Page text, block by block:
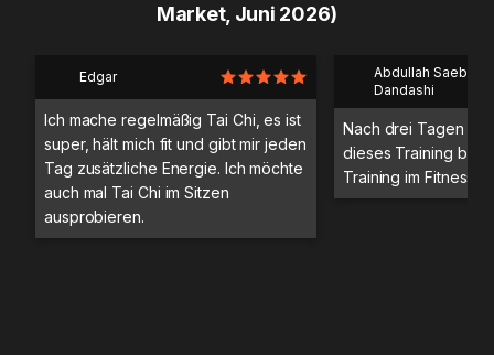
Market, Juni 2026)
Edgar
Ich mache regelmäßig Tai Chi, es ist
super, hält mich fit und gibt mir jeden
Tag zusätzliche Energie. Ich möchte
auch mal Tai Chi im Sitzen
ausprobieren.
Abdullah Saeb Al
Dandashi
Nach drei Tagen
dieses Training
Training im